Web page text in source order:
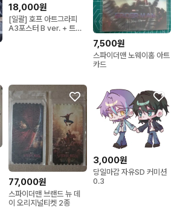
18,000원
[일괄] 호프 아트그라피
A3포스터 B ver. + 트레
7,500원
스파이더맨 노웨이홈 아트
카드
77,000원
스파이더맨 브랜드 뉴 데
이 오리지널티켓 2종
3,000원
당일마감 자유SD 커미션
0.3